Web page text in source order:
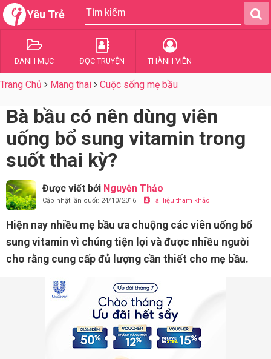
Yêu Trẻ
DANH MỤC ĐỌC TRUYỆN THÀNH VIÊN
Trang Chủ Mang thai Cuộc sống mẹ bầu
Bà bầu có nên dùng viên
uống bổ sung vitamin trong
suốt thai kỳ?
Được viết bởi Nguyễn Thảo
Cập nhật lần cuối: 24/10/2016 Tài liệu tham khảo
Hiện nay nhiều mẹ bầu ưa chuộng các viên uống bổ
sung vitamin vì chúng tiện lợi và được nhiều người
cho rằng cung cấp đủ lượng cần thiết cho mẹ bầu.